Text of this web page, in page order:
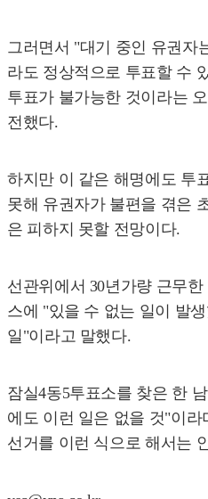
그러면서 "대기 중인 유권자
라도 정상적으로 투표할 수
투표가 불가능한 것이라는
전했다.
하지만 이 같은 해명에도 투
못해 유권자가 불편을 겪은
은 피하지 못할 전망이다.
선관위에서 30년가량 근무
스에 "있을 수 없는 일이 발
일"이라고 말했다.
잠실4동5투표소를 찾은 한
에도 이런 일은 없을 것"이
선거를 이런 식으로 해서는